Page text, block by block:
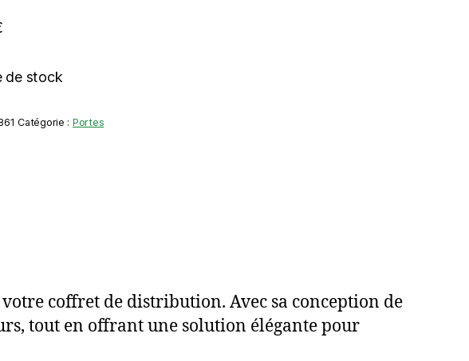
de stock
Catégorie : Portes
coffret de distribution. Avec sa conception de
tout en offrant une solution élégante pour